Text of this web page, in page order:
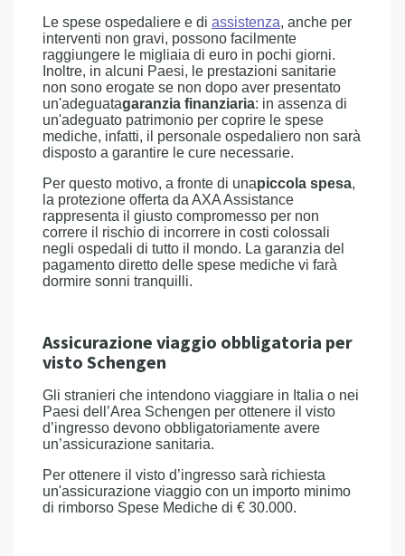
Le spese ospedaliere e di assistenza, anche per
interventi non gravi, possono facilmente
raggiungere le migliaia di euro in pochi giorni.
Inoltre, in alcuni Paesi, le prestazioni sanitarie
non sono erogate se non dopo aver presentato
un'adeguatagaranzia finanziaria: in assenza di
un'adeguato patrimonio per coprire le spese
mediche, infatti, il personale ospedaliero non sarà
disposto a garantire le cure necessarie.
Per questo motivo, a fronte di unapiccola spesa,
la protezione offerta da AXA Assistance
rappresenta il giusto compromesso per non
correre il rischio di incorrere in costi colossali
negli ospedali di tutto il mondo. La garanzia del
pagamento diretto delle spese mediche vi farà
dormire sonni tranquilli.
Assicurazione viaggio obbligatoria per
visto Schengen
Gli stranieri che intendono viaggiare in Italia o nei
Paesi dell’Area Schengen per ottenere il visto
d’ingresso devono obbligatoriamente avere
un’assicurazione sanitaria.
Per ottenere il visto d’ingresso sarà richiesta
un'assicurazione viaggio con un importo minimo
di rimborso Spese Mediche di € 30.000.